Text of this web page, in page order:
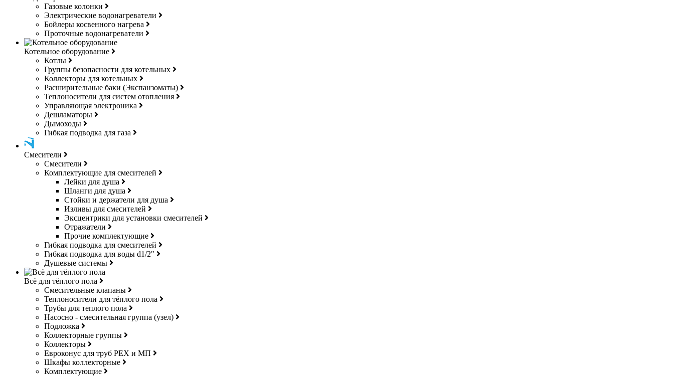
Газовые колонки
Электрические водонагреватели
Бойлеры косвенного нагрева
Проточные водонагреватели
Котельное оборудование
Котлы
Группы безопасности для котельных
Коллекторы для котельных
Расширительные баки (Экспанзоматы)
Теплоносители для систем отопления
Управляющая электроника
Дешламаторы
Дымоходы
Гибкая подводка для газа
Смесители
Смесители
Комплектующие для смесителей
Лейки для душа
Шланги для душа
Стойки и держатели для душа
Изливы для смесителей
Эксцентрики для установки смесителей
Отражатели
Прочие комплектующие
Гибкая подводка для смесителей
Гибкая подводка для воды d1/2"
Душевые системы
Всё для тёплого пола
Смесительные клапаны
Теплоносители для тёплого пола
Трубы для теплого пола
Насосно - смесительная группа (узел)
Подложка
Коллекторные группы
Коллекторы
Евроконус для труб РЕХ и МП
Шкафы коллекторные
Комплектующие